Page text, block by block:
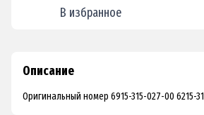
В избранное
Описание
Оригинальный номер 6915-315-027-00 6215-